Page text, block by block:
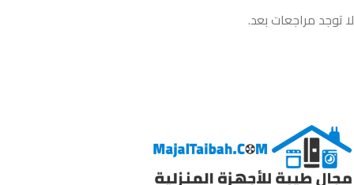
لا توجد مراجعات بعد.